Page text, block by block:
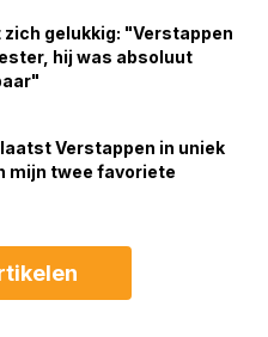
gelukkig: "Verstappen
hij was absoluut
Verstappen in uniek
mijn twee favoriete